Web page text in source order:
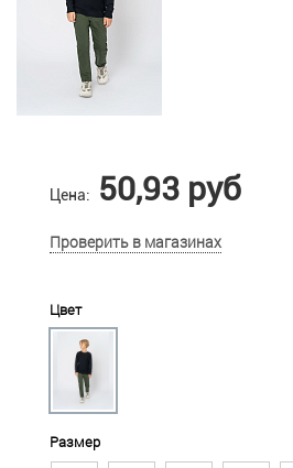
Цена: 50,93 руб
Проверить в магазинах
Цвет
Размер